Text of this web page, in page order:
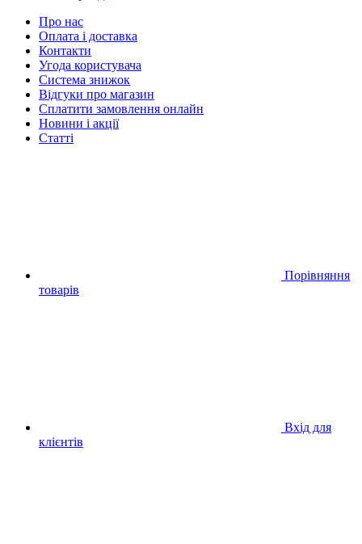
Про нас
Оплата і доставка
Контакти
Угода користувача
Система знижок
Відгуки про магазин
Сплатити замовлення онлайн
Новини і акції
Статті
Порівняння
товарів
Вхід для
клієнтів